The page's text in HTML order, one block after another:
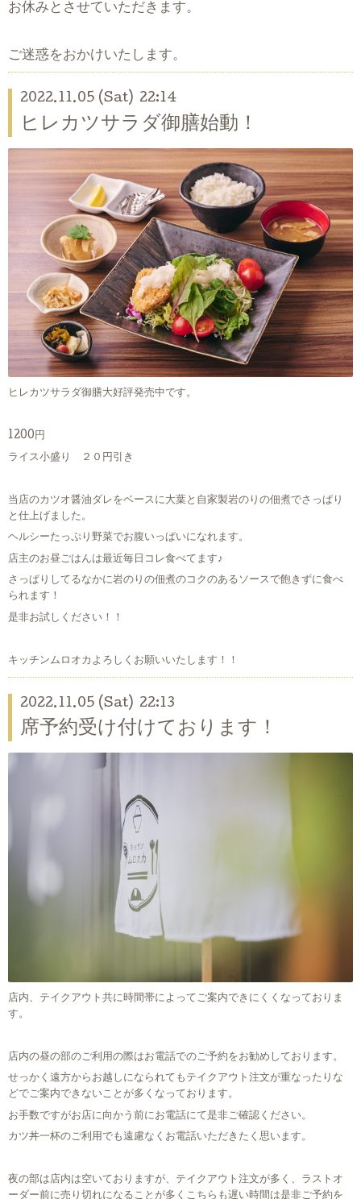
お休みとさせていただきます。
ご迷惑をおかけいたします。
2022.11.05 (Sat) 22:14
ヒレカツサラダ御膳始動！
ヒレカツサラダ御膳大好評発売中です。
1200円
ライス小盛り ２０円引き
当店のカツオ醤油ダレをベースに大葉と自家製岩のりの佃煮でさっぱり
と仕上げました。
ヘルシーたっぷり野菜でお腹いっぱいになれます。
店主のお昼ごはんは最近毎日コレ食べてます♪
さっぱりしてるなかに岩のりの佃煮のコクのあるソースで飽きずに食べ
られます！
是非お試しください！！
キッチンムロオカよろしくお願いいたします！！
2022.11.05 (Sat) 22:13
席予約受け付けております！
店内、テイクアウト共に時間帯によってご案内できにくくなっておりま
す。
店内の昼の部のご利用の際はお電話でのご予約をお勧めしております。
せっかく遠方からお越しになられてもテイクアウト注文が重なったりな
どでご案内できないことが多くなっております。
お手数ですがお店に向かう前にお電話にて是非ご確認ください。
カツ丼一杯のご利用でも遠慮なくお電話いただきたく思います。
夜の部は店内は空いておりますが、テイクアウト注文が多く、ラストオ
ーダー前に売り切れになることが多くこちらも遅い時間は是非ご予約を